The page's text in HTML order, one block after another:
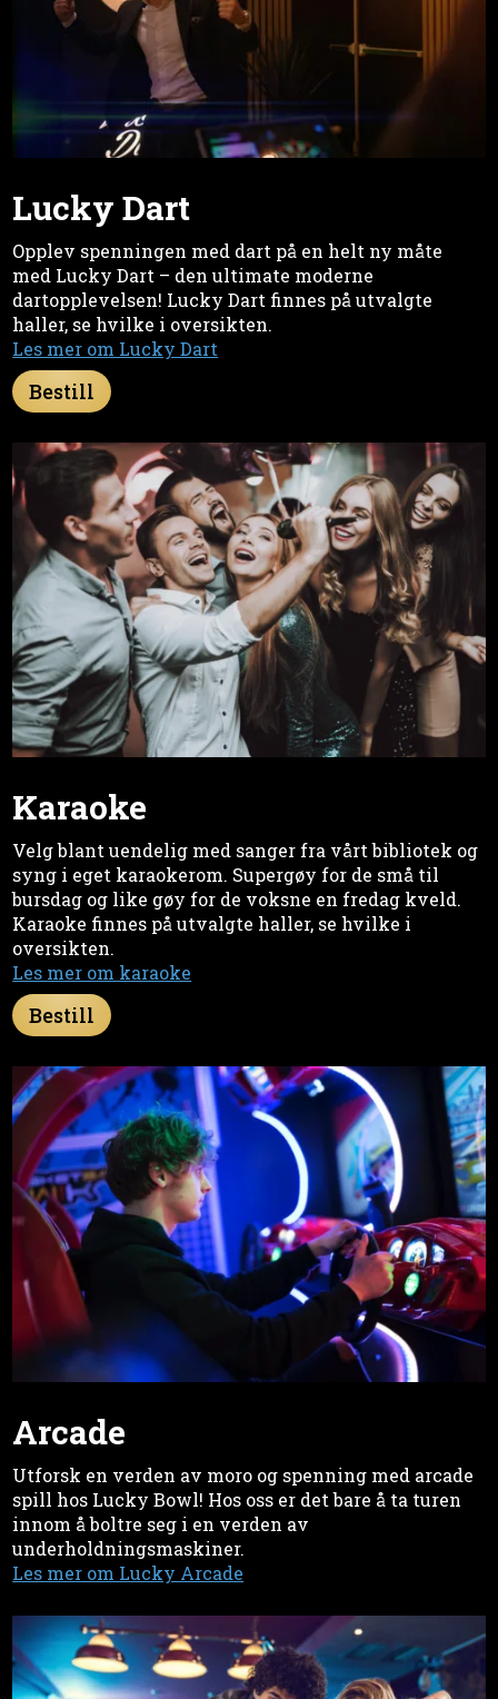
Lucky Dart
Opplev spenningen med dart på en helt ny måte
med Lucky Dart – den ultimate moderne
dartopplevelsen! Lucky Dart finnes på utvalgte
haller, se hvilke i oversikten.
Les mer om Lucky Dart
Bestill
Karaoke
Velg blant uendelig med sanger fra vårt bibliotek og
syng i eget karaokerom. Supergøy for de små til
bursdag og like gøy for de voksne en fredag kveld.
Karaoke finnes på utvalgte haller, se hvilke i
oversikten.
Les mer om karaoke
Bestill
Arcade
Utforsk en verden av moro og spenning med arcade
spill hos Lucky Bowl! Hos oss er det bare å ta turen
innom å boltre seg i en verden av
underholdningsmaskiner.
Les mer om Lucky Arcade